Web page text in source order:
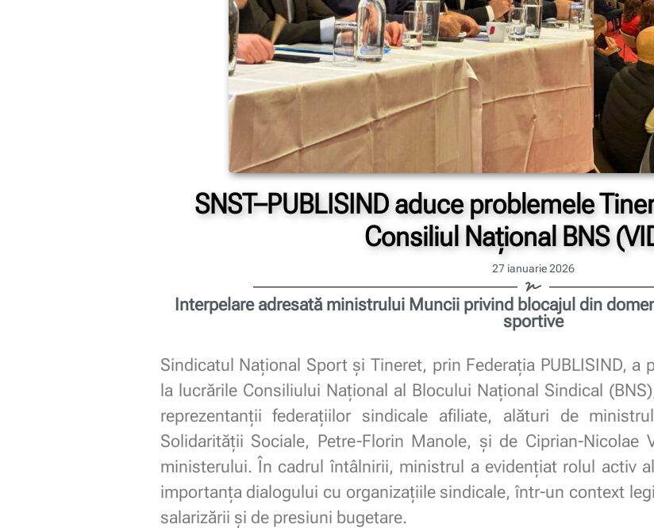
SNST–PUBLISIND aduce problemele
Consiliul Național BNS
27 ianuarie 2026
Interpelare adresată ministrului Muncii privind blocajul din
sportive
Sindicatul Național Sport și Tineret, prin Federația PUBLISIND, a
la lucrările Consiliului Național al Blocului Național Sindical
reprezentanții federațiilor sindicale afiliate, alături de
Solidarității Sociale, Petre-Florin Manole, și de Ciprian-Nicolae
ministerului. În cadrul întâlnirii, ministrul a evidențiat rolul activ
importanța dialogului cu organizațiile sindicale, într-un context
salarizării și de presiuni bugetare.